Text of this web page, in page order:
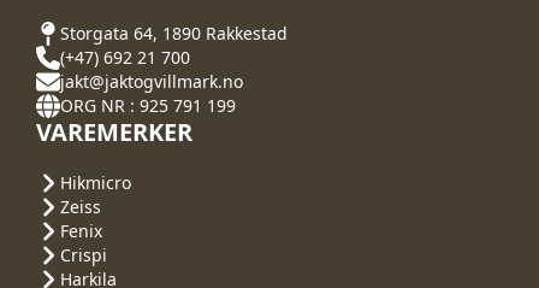
Storgata 64, 1890 Rakkestad
(+47) 692 21 700
jakt@jaktogvillmark.no
ORG NR : 925 791 199
VAREMERKER
Hikmicro
Zeiss
Fenix
Crispi
Harkila